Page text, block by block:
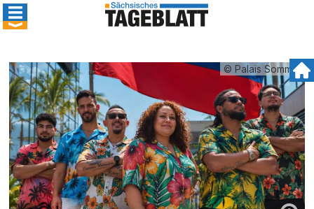
© Palais Sommer